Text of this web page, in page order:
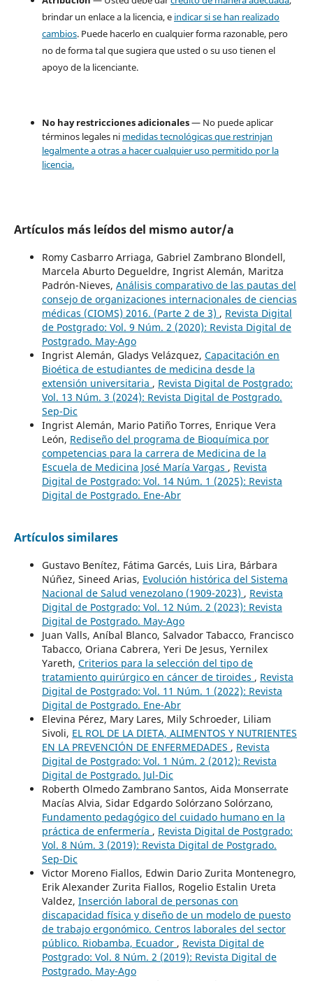
brindar un enlace a la licencia, e indicar si se han realizado
cambios. Puede hacerlo en cualquier forma razonable, pero
no de forma tal que sugiera que usted o su uso tienen el
apoyo de la licenciante.
No hay restricciones adicionales— No puede aplicar
términos legales ni medidas tecnológicas que restrinjan
legalmente a otras a hacer cualquier uso permitido por la
licencia.
Artículos más leídos del mismo autor/a
Romy Casbarro Arriaga, Gabriel Zambrano Blondell,
Marcela Aburto Degueldre, Ingrist Alemán, Maritza
Padrón-Nieves, Análisis comparativo de las pautas del
consejo de organizaciones internacionales de ciencias
médicas (CIOMS) 2016. (Parte 2 de 3) , Revista Digital
de Postgrado: Vol. 9 Núm. 2 (2020): Revista Digital de
Postgrado. May-Ago
Ingrist Alemán, Gladys Velázquez, Capacitación en
Bioética de estudiantes de medicina desde la
extensión universitaria , Revista Digital de Postgrado:
Vol. 13 Núm. 3 (2024): Revista Digital de Postgrado.
Sep-Dic
Ingrist Alemán, Mario Patiño Torres, Enrique Vera
León, Rediseño del programa de Bioquímica por
competencias para la carrera de Medicina de la
Escuela de Medicina José María Vargas , Revista
Digital de Postgrado: Vol. 14 Núm. 1 (2025): Revista
Digital de Postgrado. Ene-Abr
Artículos similares
Gustavo Benítez, Fátima Garcés, Luis Lira, Bárbara
Núñez, Sineed Arias, Evolución histórica del Sistema
Nacional de Salud venezolano (1909-2023) , Revista
Digital de Postgrado: Vol. 12 Núm. 2 (2023): Revista
Digital de Postgrado. May-Ago
Juan Valls, Aníbal Blanco, Salvador Tabacco, Francisco
Tabacco, Oriana Cabrera, Yeri De Jesus, Yernilex
Yareth, Criterios para la selección del tipo de
tratamiento quirúrgico en cáncer de tiroides , Revista
Digital de Postgrado: Vol. 11 Núm. 1 (2022): Revista
Digital de Postgrado. Ene-Abr
Elevina Pérez, Mary Lares, Mily Schroeder, Liliam
Sivoli, EL ROL DE LA DIETA, ALIMENTOS Y NUTRIENTES
EN LA PREVENCIÓN DE ENFERMEDADES , Revista
Digital de Postgrado: Vol. 1 Núm. 2 (2012): Revista
Digital de Postgrado. Jul-Dic
Roberth Olmedo Zambrano Santos, Aida Monserrate
Macías Alvia, Sidar Edgardo Solórzano Solórzano,
Fundamento pedagógico del cuidado humano en la
práctica de enfermería , Revista Digital de Postgrado:
Vol. 8 Núm. 3 (2019): Revista Digital de Postgrado.
Sep-Dic
Victor Moreno Fiallos, Edwin Dario Zurita Montenegro,
Erik Alexander Zurita Fiallos, Rogelio Estalin Ureta
Valdez, Inserción laboral de personas con
discapacidad física y diseño de un modelo de puesto
de trabajo ergonómico. Centros laborales del sector
público. Riobamba, Ecuador , Revista Digital de
Postgrado: Vol. 8 Núm. 2 (2019): Revista Digital de
Postgrado. May-Ago